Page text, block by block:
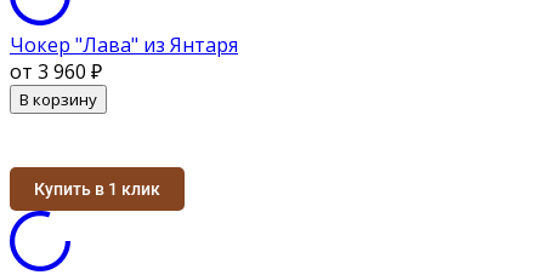
Чокер "Лава" из Янтаря
от 3 960 ₽
В корзину
Купить в 1 клик